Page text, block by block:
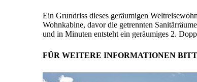
Ein Grundriss dieses geräumigen
Wohnkabine, davor die getrennten
und in Minuten entsteht ein geräumiges 2.
FÜR WEITERE INFORMATIONEN